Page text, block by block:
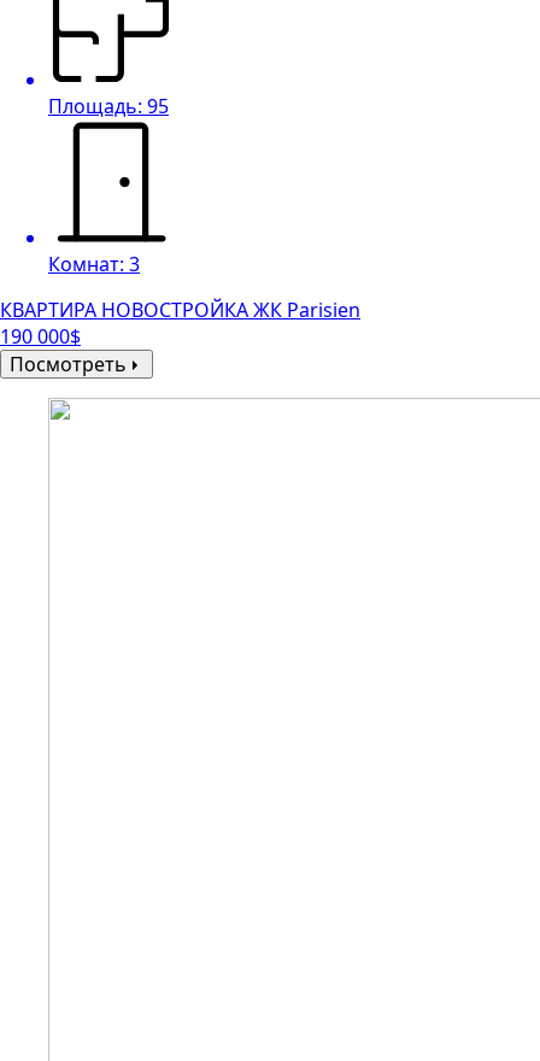
Площадь: 95
Комнат: 3
КВАРТИРА НОВОСТРОЙКА ЖК Parisien
190 000$
Посмотреть